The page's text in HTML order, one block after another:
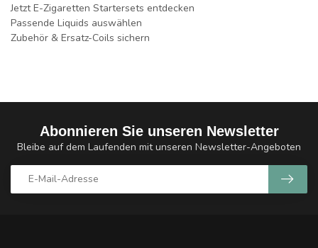
Jetzt E-Zigaretten Startersets entdecken
Passende Liquids auswählen
Zubehör & Ersatz-Coils sichern
Abonnieren Sie unseren Newsletter
Bleibe auf dem Laufenden mit unseren Newsletter-Angeboten